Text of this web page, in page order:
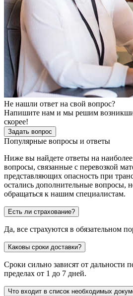
Не нашли ответ на свой вопрос?
Напишите нам и мы решим
скорее!
Задать вопрос
Популярные вопросы и ответы
Ниже вы найдете ответы на
вопросы, связанные с перевозкой
представляющих опасность при
остались дополнительные вопросы,
обращаться к нашим специалистам.
Есть ли страхование?
Да, все страхуются в обязательном
Каковы сроки доставки?
Сроки сильно зависят от дальности
пределах от 1 до 7 дней.
Что входит в список необходимых